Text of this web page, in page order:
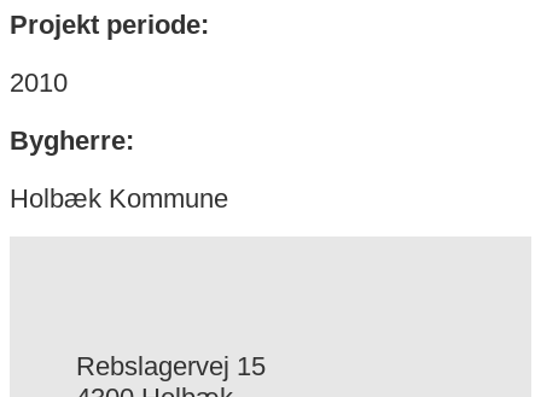
Projekt periode:
2010
Bygherre:
Holbæk Kommune
Rebslagervej 15